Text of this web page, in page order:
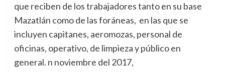
que reciben de los trabajadores tanto en su base
Mazatlán como de las foráneas, en las que se
incluyen capitanes, aeromozas, personal de
oficinas, operativo, de limpieza y público en
general. n noviembre del 2017,